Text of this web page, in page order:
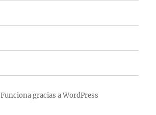
Funciona gracias a WordPress